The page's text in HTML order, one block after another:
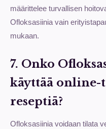
määrittelee turvallisen
Ofloksasiinia vain
mukaan.
7. Onko
käyttää
reseptiä?
Ofloksasiinia voidaan tilata